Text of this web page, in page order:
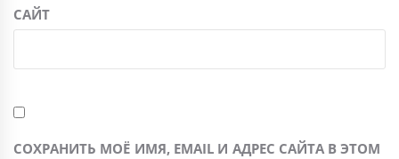
САЙТ
СОХРАНИТЬ МОЁ ИМЯ, EMAIL И АДРЕС САЙТА В ЭТОМ